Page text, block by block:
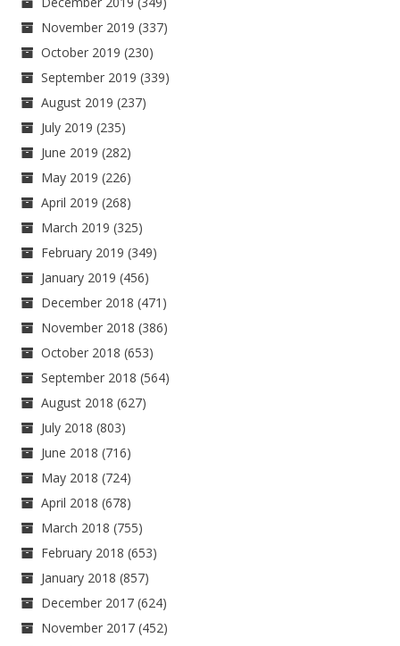
November 2019 (337)
October 2019 (230)
September 2019 (339)
August 2019 (237)
July 2019 (235)
June 2019 (282)
May 2019 (226)
April 2019 (268)
March 2019 (325)
February 2019 (349)
January 2019 (456)
December 2018 (471)
November 2018 (386)
October 2018 (653)
September 2018 (564)
August 2018 (627)
July 2018 (803)
June 2018 (716)
May 2018 (724)
April 2018 (678)
March 2018 (755)
February 2018 (653)
January 2018 (857)
December 2017 (624)
November 2017 (452)